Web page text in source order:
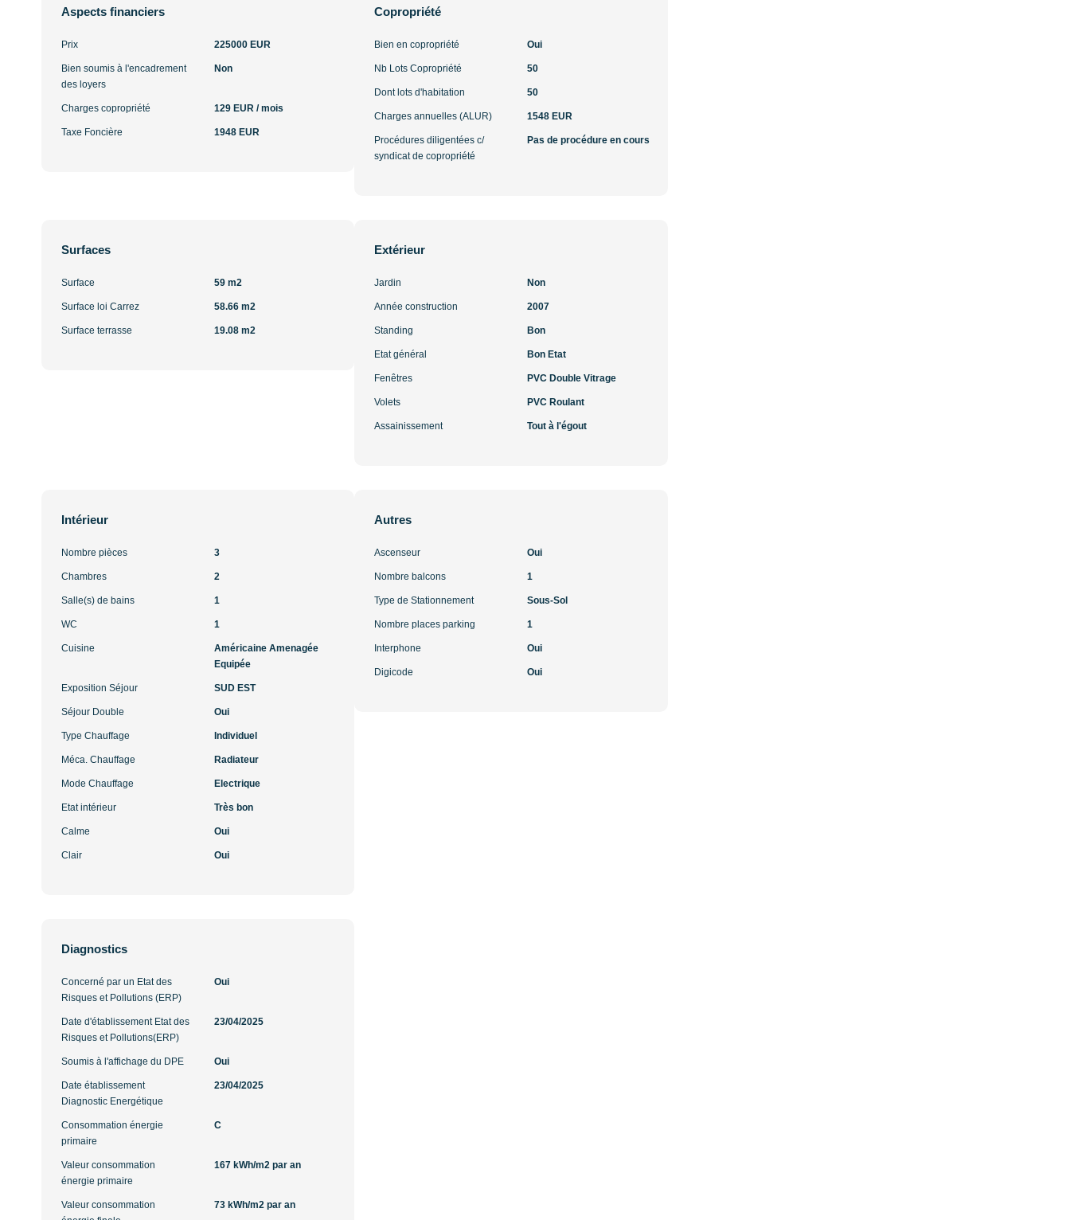
Aspects financiers
Prix 225000 EUR
Bien soumis à l'encadrement
des loyers
Non
Charges copropriété 129 EUR / mois
Taxe Foncière 1948 EUR
Copropriété
Bien en copropriété Oui
Nb Lots Copropriété 50
Dont lots d'habitation 50
Charges annuelles (ALUR) 1548 EUR
Procédures diligentées c/
syndicat de copropriété
Pas de procédure en cours
Surfaces
Surface 59 m2
Surface loi Carrez 58.66 m2
Surface terrasse 19.08 m2
Extérieur
Jardin Non
Année construction 2007
Standing Bon
Etat général Bon Etat
Fenêtres PVC Double Vitrage
Volets PVC Roulant
Assainissement Tout à l'égout
Intérieur
Nombre pièces 3
Chambres 2
Salle(s) de bains 1
WC 1
Cuisine
Américaine Amenagée
Equipée
Exposition Séjour SUD EST
Séjour Double Oui
Type Chauffage Individuel
Méca. Chauffage Radiateur
Mode Chauffage Electrique
Etat intérieur Très bon
Calme Oui
Clair Oui
Autres
Ascenseur Oui
Nombre balcons 1
Type de Stationnement Sous-Sol
Nombre places parking 1
Interphone Oui
Digicode Oui
Diagnostics
Concerné par un Etat des
Risques et Pollutions (ERP)
Oui
Date d'établissement Etat des
Risques et Pollutions(ERP)
23/04/2025
Soumis à l'affichage du DPE Oui
Date établissement
Diagnostic Energétique
23/04/2025
Consommation énergie
primaire
C
Valeur consommation
énergie primaire
167 kWh/m2 par an
Valeur consommation
73 kWh/m2 par an